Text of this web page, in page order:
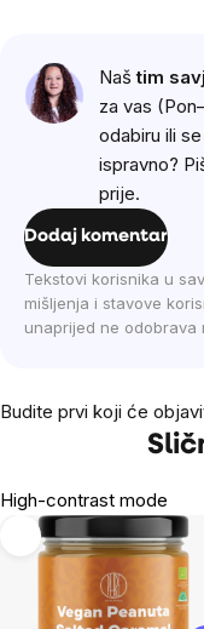
Naštim
za vas
odabiru ili
ispravno?
prije.
Dodaj komentar
Tekstovi korisnika u
mišljenja i stavove
unaprijed ne odobrava
Budite prvi koji će
High-contrast mode